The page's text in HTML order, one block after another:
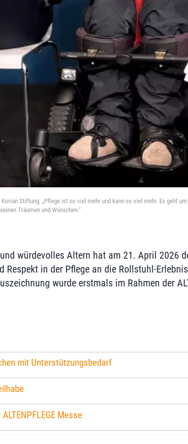
Stiftung: „Pflege ist so viel mehr und kann so viel mehr. Es geht
Träumen und Wünschen.“
würdevolles Altern hat am 21. April 2026
in der Pflege an die Rollstuhl-
wurde erstmals im Rahmen der
mit Unterstützungsbedarf
Messe